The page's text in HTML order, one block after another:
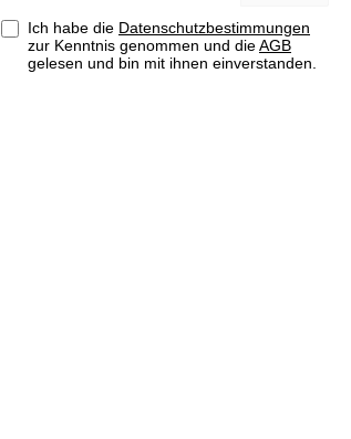
Ich habe die Datenschutzbestimmungen
zur Kenntnis genommen und dieAGB
gelesen und bin mit ihnen einverstanden.